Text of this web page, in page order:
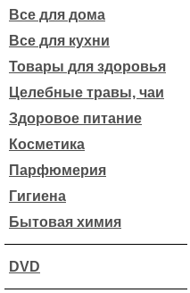
Все для дома
Все для кухни
Товары для здоровья
Целебные травы, чаи
Здоровое питание
Косметика
Парфюмерия
Гигиена
Бытовая химия
DVD